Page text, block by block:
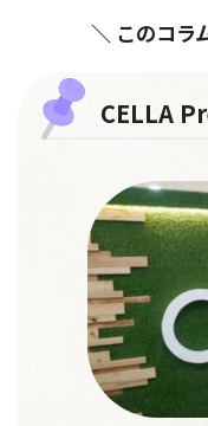
＼ このコラ
CELLA